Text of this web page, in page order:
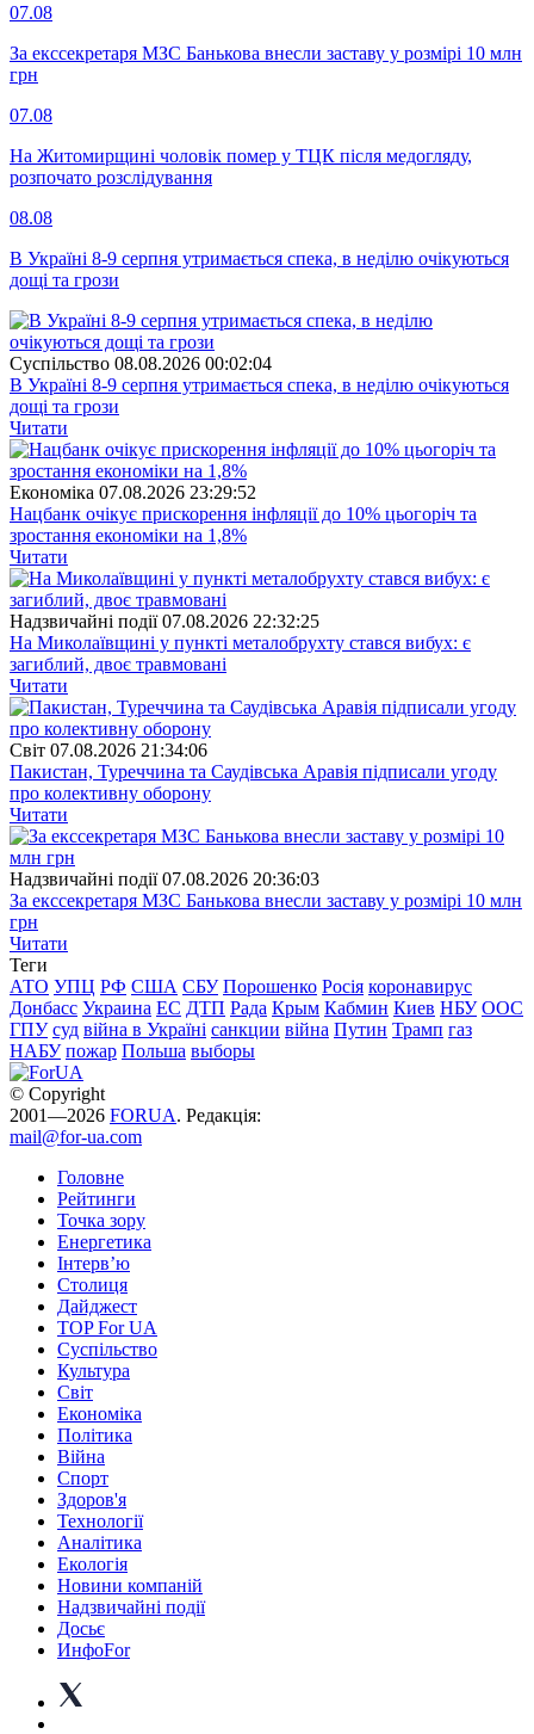
07.08
За екссекретаря МЗС Банькова внесли заставу у розмірі 10 млн
грн
07.08
На Житомирщині чоловік помер у ТЦК після медогляду,
розпочато розслідування
08.08
В Україні 8-9 серпня утримається спека, в неділю очікуються
дощі та грози
Суспiльство 08.08.2026 00:02:04
В Україні 8-9 серпня утримається спека, в неділю очікуються
дощі та грози
Читати
Економіка 07.08.2026 23:29:52
Нацбанк очікує прискорення інфляції до 10% цьогоріч та
зростання економіки на 1,8%
Читати
Надзвичайні події 07.08.2026 22:32:25
На Миколаївщині у пункті металобрухту стався вибух: є
загиблий, двоє травмовані
Читати
Свiт 07.08.2026 21:34:06
Пакистан, Туреччина та Саудівська Аравія підписали угоду
про колективну оборону
Читати
Надзвичайні події 07.08.2026 20:36:03
За екссекретаря МЗС Банькова внесли заставу у розмірі 10 млн
грн
Читати
Теги
АТО УПЦ РФ США СБУ Порошенко Росія коронавирус
Донбасс Украина ЕС ДТП Рада Крым Кабмин Киев НБУ ООС
ГПУ суд війна в Україні санкции війна Путин Трамп газ
НАБУ пожар Польша выборы
© Copyright
2001—2026 FORUA. Редакція:
mail@for-ua.com
Головне
Рейтинги
Точка зору
Енергетика
Інтерв’ю
Столиця
Дайджест
TOP For UA
Суспiльство
Культура
Світ
Економіка
Політика
Війна
Спорт
Здоров'я
Технології
Аналітика
Екологія
Новини компаній
Надзвичайні події
Досьє
ИнфоFor